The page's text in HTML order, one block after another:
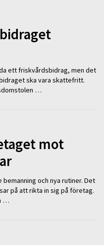
ett friskvårdsbidrag, men det
ska vara skattefritt.
…
mot
och nya rutiner. Det
på att rikta in sig på företag.
…